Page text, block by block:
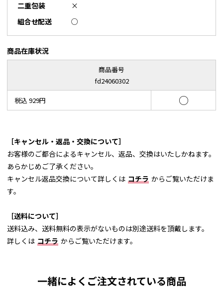
二重包装
×
組合せ配送
○
商品在庫状況
商品番号
fd24060302
税込 929円 ○
［キャンセル・返品・交換について］
お客様のご都合によるキャンセル、返品、交換はいたしかねます。
あらかじめご了承ください。
キャンセル返品交換について詳しくは コチラ からご覧いただけま
す。
［送料について］
送料込み、送料無料の表示がないものは別途送料を頂戴します。
詳しくは コチラ からご覧いただけます。
一緒によくご注文されている商品